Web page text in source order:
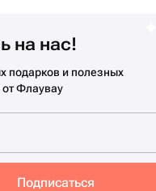
на нас!
подарков и полезных
Флаувау
Подписаться